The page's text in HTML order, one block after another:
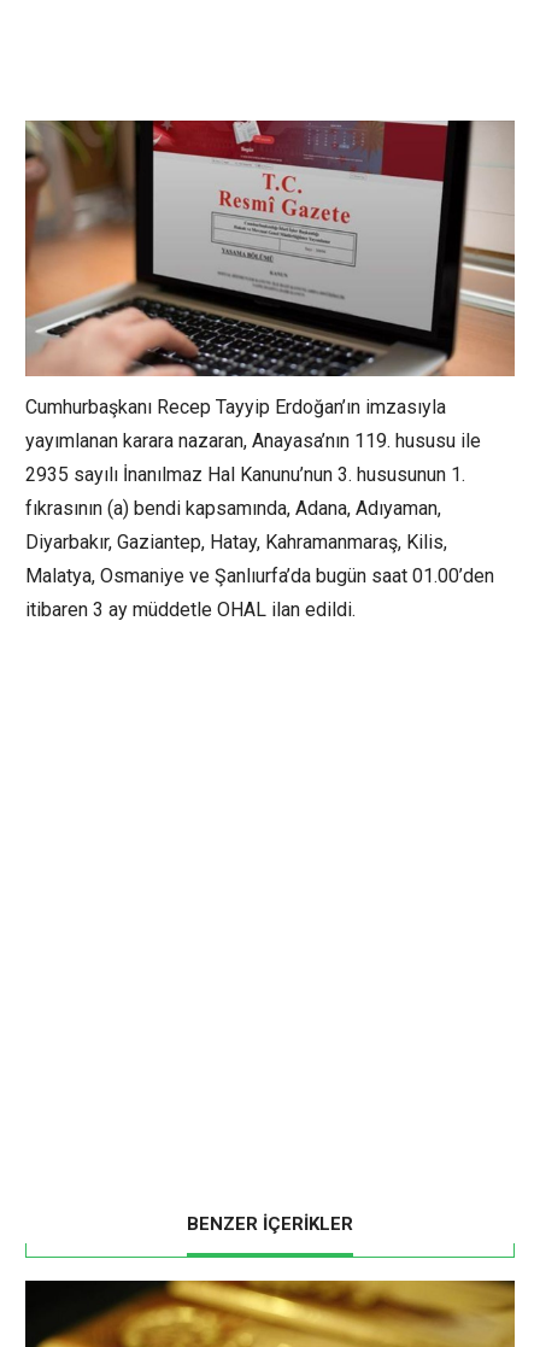
Cumhurbaşkanı Recep Tayyip Erdoğan’ın imzasıyla
yayımlanan karara nazaran, Anayasa’nın 119. hususu ile
2935 sayılı İnanılmaz Hal Kanunu’nun 3. hususunun 1.
fıkrasının (a) bendi kapsamında, Adana, Adıyaman,
Diyarbakır, Gaziantep, Hatay, Kahramanmaraş, Kilis,
Malatya, Osmaniye ve Şanlıurfa’da bugün saat 01.00’den
itibaren 3 ay müddetle OHAL ilan edildi.
BENZER İÇERİKLER